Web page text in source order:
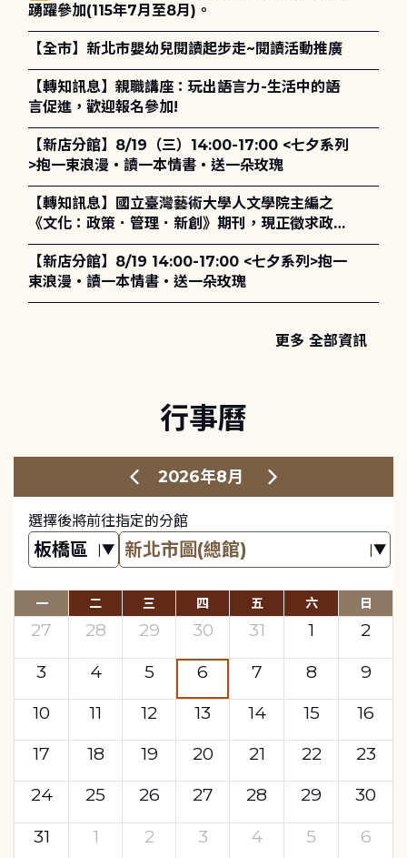
踴躍參加(115年7月至8月)。
【全市】新北市嬰幼兒閱讀起步走~閱讀活動推廣
【轉知訊息】親職講座：玩出語言力-生活中的語
言促進，歡迎報名參加!
【新店分館】8/19（三）14:00-17:00 <七夕系列
>抱一束浪漫・讀一本情書・送一朵玫瑰
【轉知訊息】國立臺灣藝術大學人文學院主編之
《文化：政策．管理．新創》期刊，現正徵求政策
評論、書評及【邁向具回應力的博物館治理：政
策、領導與管理】主題特刊稿件至2027年6月1日
止，歡迎踴躍投稿。
【新店分館】8/19 14:00-17:00 <七夕系列>抱一
束浪漫・讀一本情書・送一朵玫瑰
更多 全部資訊
行事曆
2026年8月
選擇後將前往指定的分館
一 二 三 四 五 六 日
27 28 29 30 31 1
2
3
4 5 6 7 8
9
10
11 12 13 14 15
16
17
18 19 20 21 22
23
24
25 26 27 28 29
30
31
1 2 3 4 5 6